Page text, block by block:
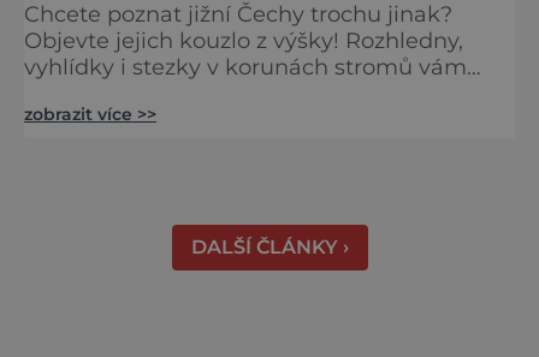
Chcete poznat jižní Čechy trochu jinak?
Objevte jejich kouzlo z výšky! Rozhledny,
vyhlídky i stezky v korunách stromů vám
města i Alpy v dálce. Ptačí pozorovatelna
zobrazit více >>
DALŠÍ ČLÁNKY ›